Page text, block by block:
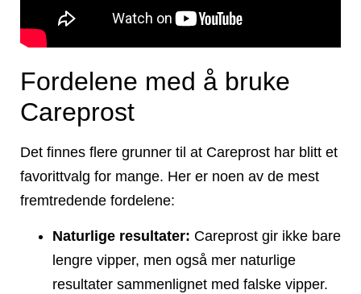
Fordelene med å bruke
Careprost
Det finnes flere grunner til at Careprost har blitt et
favorittvalg for mange. Her er noen av de mest
fremtredende fordelene:
Naturlige resultater: Careprost gir ikke bare
lengre vipper, men også mer naturlige
resultater sammenlignet med falske vipper.